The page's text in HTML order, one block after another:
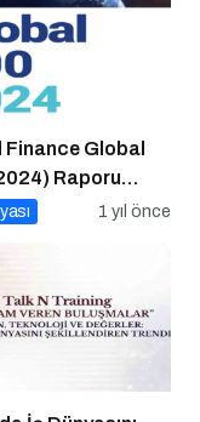
Finance Global
Raporu
1 yıl önce